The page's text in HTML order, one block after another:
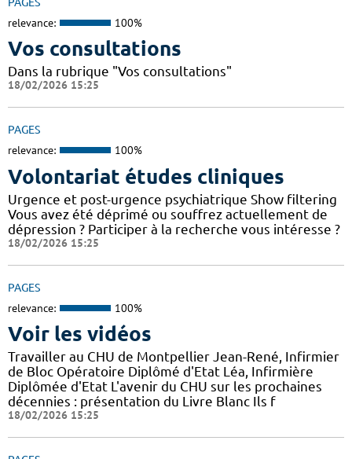
relevance: 100%
Vos consultations
Dans la rubrique "Vos consultations"
18/02/2026 15:25
PAGES
relevance: 100%
Volontariat études cliniques
Urgence et post-urgence psychiatrique Show filtering
Vous avez été déprimé ou souffrez actuellement de
dépression ? Participer à la recherche vous intéresse ?
18/02/2026 15:25
PAGES
relevance: 100%
Voir les vidéos
Travailler au CHU de Montpellier Jean-René, Infirmier
de Bloc Opératoire Diplômé d'Etat Léa, Infirmière
Diplômée d'Etat L'avenir du CHU sur les prochaines
décennies : présentation du Livre Blanc Ils f
18/02/2026 15:25